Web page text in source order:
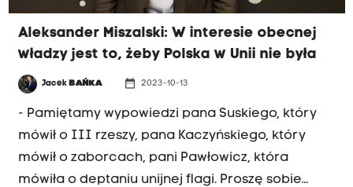
bezczelna, tendencyjna agitka wyborcza" -
mówił senator Pęk w porannej rozmowie Radia
Kraków.
Aleksander Miszalski: W interesie obecnej
władzy jest to, żeby Polska w Unii nie była
Jacek BAŃKA date_range 2023-10-13
- Pamiętamy wypowiedzi pana Suskiego, który
mówił o III rzeszy, pana Kaczyńskiego, który
mówił o zaborcach, pani Pawłowicz, która
mówiła o deptaniu unijnej flagi. Proszę sobie